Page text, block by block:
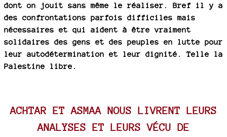
dont on jouit sans même le réaliser. Bref il y a
des confrontations parfois difficiles mais
nécessaires et qui aident à être vraiment
solidaires des gens et des peuples en lutte pour
leur autodétermination et leur dignité. Telle la
Palestine libre.
ACHTAR ET ASMAA NOUS LIVRENT LEURS
ANALYSES ET LEURS VÉCU DE